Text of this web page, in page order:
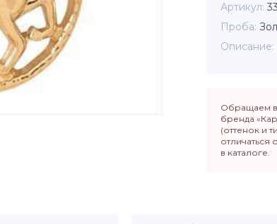
Артикул
Проба
Описание
Обращаем
бренда
(оттенок и
отличаться
в каталоге.